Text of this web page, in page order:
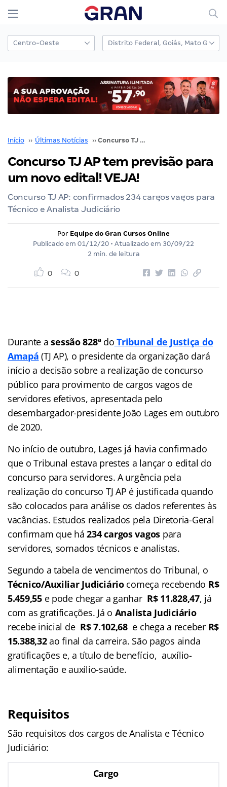
Início ›› Últimas Notícias ›› Concurso TJ AP tem previsão para um novo edital! VEJA!
Concurso TJ AP tem previsão para
um novo edital! VEJA!
Concurso TJ AP: confirmados 234 cargos vagos para
Técnico e Analista Judiciário
Por Equipe do Gran Cursos Online
Publicado em 01/12/20 • Atualizado em 30/09/22
2 min. de leitura
0 0
Durante asessão 828ªdo Tribunal de Justiça do
Amapá (TJ AP), o presidente da organização dará
início a decisão sobre a realização de concurso
público para provimento de cargos vagos de
servidores efetivos, apresentada pelo
desembargador-presidente João Lages em outubro
de 2020.
No início de outubro, Lages já havia confirmado
que o Tribunal estava prestes a lançar o edital do
concurso para servidores. A urgência pela
realização do concurso TJ AP é justificada quando
são colocados para análise os dados referentes às
vacâncias. Estudos realizados pela Diretoria-Geral
confirmam que há234 cargos vagos para
servidores, somados técnicos e analistas.
Segundo a tabela de vencimentos do Tribunal, o
Técnico/Auxiliar Judiciáriocomeça recebendo R$
5.459,55e pode chegar a ganhar R$ 11.828,47, já
com as gratificações. Já o Analista Judiciário
recebe inicial de R$ 7.102,68 e chega a receber R$
15.388,32ao final da carreira. São pagos ainda
gratificações e, a título de benefício, auxílio-
alimentação e auxílio-saúde.
Requisitos
São requisitos dos cargos de Analista e Técnico
Judiciário:
Cargo